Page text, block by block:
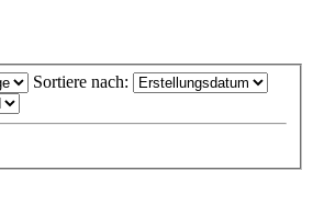
Sortiere nach: